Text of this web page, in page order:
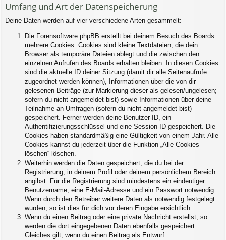
Umfang und Art der Datenspeicherung
Deine Daten werden auf vier verschiedene Arten gesammelt:
Die Forensoftware phpBB erstellt bei deinem Besuch des Boards
mehrere Cookies. Cookies sind kleine Textdateien, die dein
Browser als temporäre Dateien ablegt und die zwischen den
einzelnen Aufrufen des Boards erhalten bleiben. In diesen Cookies
sind die aktuelle ID deiner Sitzung (damit dir alle Seitenaufrufe
zugeordnet werden können), Informationen über die von dir
gelesenen Beiträge (zur Markierung dieser als gelesen/ungelesen;
sofern du nicht angemeldet bist) sowie Informationen über deine
Teilnahme an Umfragen (sofern du nicht angemeldet bist)
gespeichert. Ferner werden deine Benutzer-ID, ein
Authentifizierungsschlüssel und eine Session-ID gespeichert. Die
Cookies haben standardmäßig eine Gültigkeit von einem Jahr. Alle
Cookies kannst du jederzeit über die Funktion „Alle Cookies
löschen“ löschen.
Weiterhin werden die Daten gespeichert, die du bei der
Registrierung, in deinem Profil oder deinem persönlichem Bereich
angibst. Für die Registrierung sind mindestens ein eindeutiger
Benutzername, eine E-Mail-Adresse und ein Passwort notwendig.
Wenn durch den Betreiber weitere Daten als notwendig festgelegt
wurden, so ist dies für dich vor deren Eingabe ersichtlich.
Wenn du einen Beitrag oder eine private Nachricht erstellst, so
werden die dort eingegebenen Daten ebenfalls gespeichert.
Gleiches gilt, wenn du einen Beitrag als Entwurf